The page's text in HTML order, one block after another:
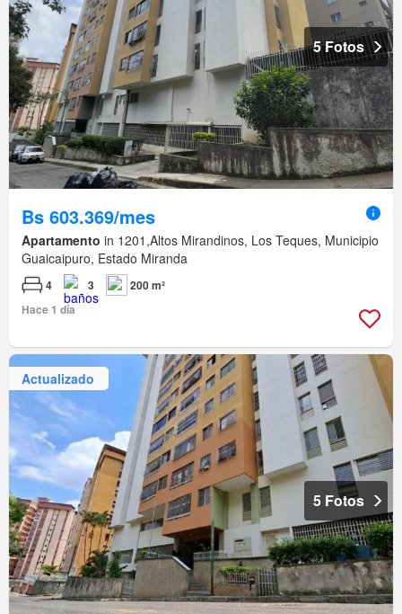
5 Fotos
Bs 603.369/mes
Apartamento in 1201,Altos Mirandinos, Los Teques, Municipio
Guaicaipuro, Estado Miranda
4 3
200 m²
Hace 1 día
Actualizado
5 Fotos